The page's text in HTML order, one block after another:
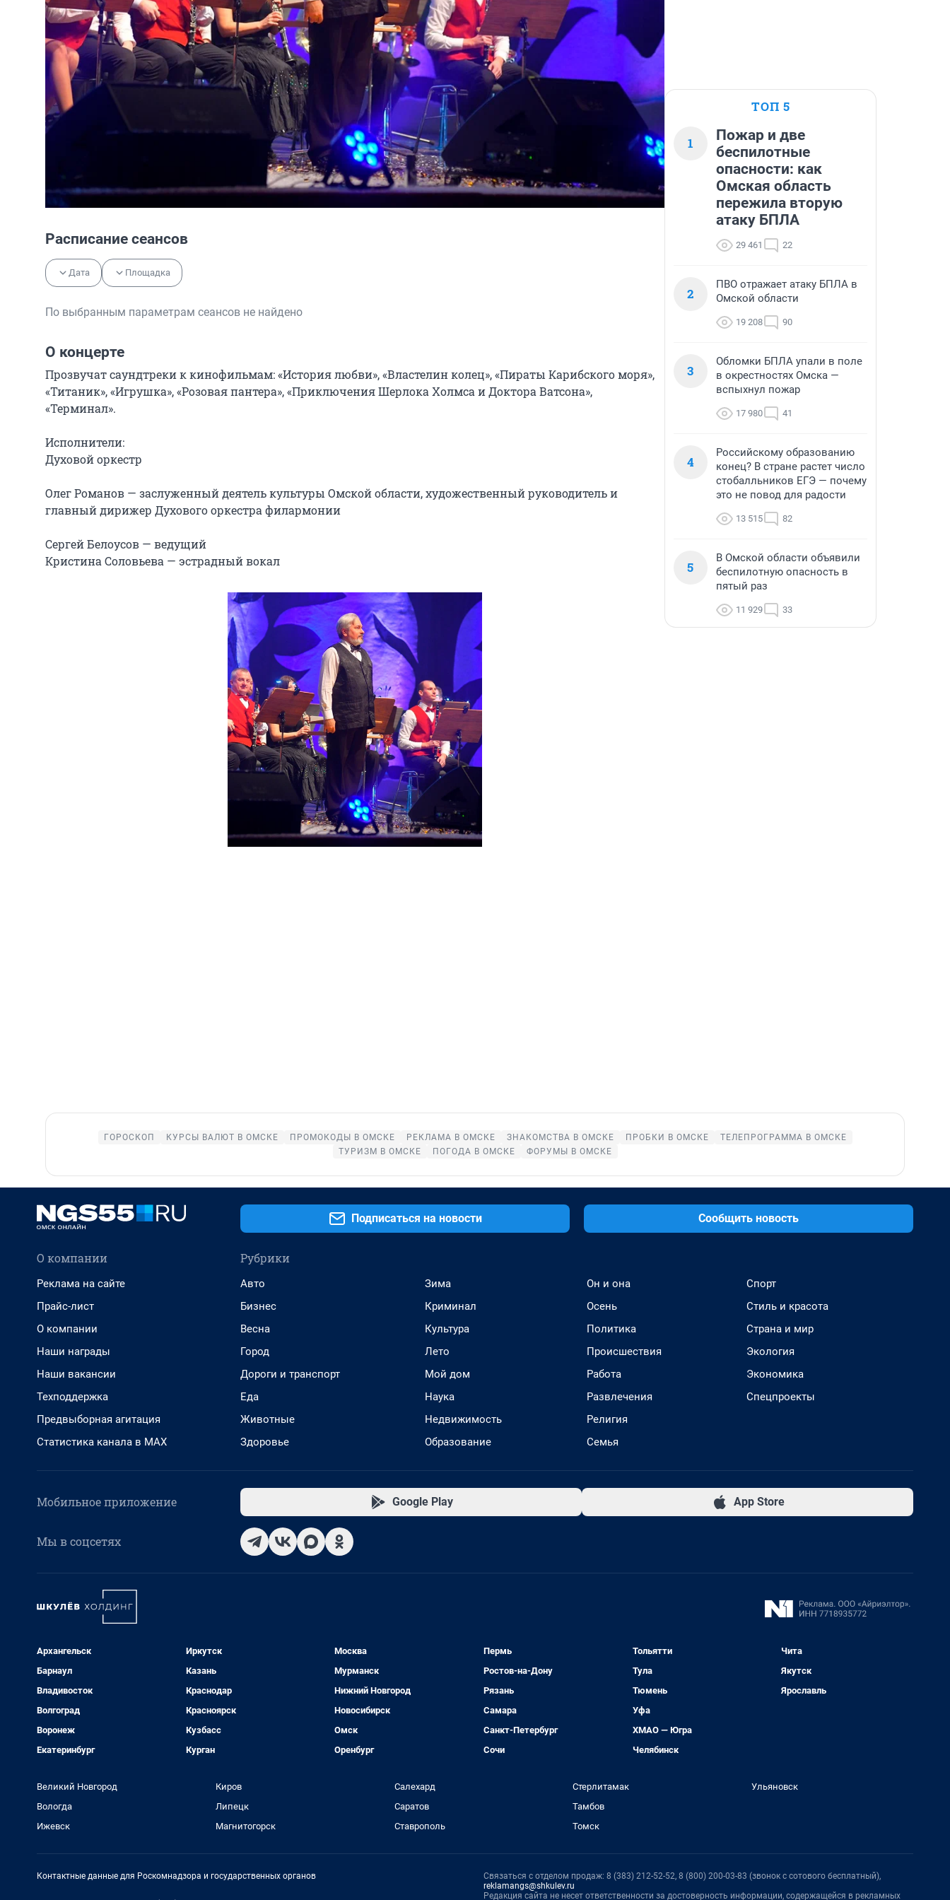
Расписание сеансов
Дата Площадка
По выбранным параметрам сеансов не найдено
О концерте
Прозвучат саундтреки к кинофильмам: «История любви», «Властелин колец», «Пираты Карибского моря»,
«Титаник», «Игрушка», «Розовая пантера», «Приключения Шерлока Холмса и Доктора Ватсона»,
«Терминал».
Исполнители:
Духовой оркестр
Олег Романов — заслуженный деятель культуры Омской области, художественный руководитель и
главный дирижер Духового оркестра филармонии
Сергей Белоусов — ведущий
Кристина Соловьева — эстрадный вокал
ТОП 5
1
Пожар и две
беспилотные
опасности: как
Омская область
пережила вторую
атаку БПЛА
29 461 22
2
ПВО отражает атаку БПЛА в
Омской области
19 208 90
3
Обломки БПЛА упали в поле
в окрестностях Омска —
вспыхнул пожар
17 980 41
4
Российскому образованию
конец? В стране растет число
стобалльников ЕГЭ — почему
это не повод для радости
13 515 82
5
В Омской области объявили
беспилотную опасность в
пятый раз
11 929 33
ГОРОСКОП КУРСЫ ВАЛЮТ В ОМСКЕ ПРОМОКОДЫ В ОМСКЕ РЕКЛАМА В ОМСКЕ ЗНАКОМСТВА В ОМСКЕ ПРОБКИ В ОМСКЕ
ТЕЛЕПРОГРАММА В ОМСКЕ
ТУРИЗМ В ОМСКЕ
ПОГОДА В ОМСКЕ ФОРУМЫ В ОМСКЕ
Подписаться на новости Сообщить новость
О компании
Реклама на сайте
Прайс-лист
О компании
Наши награды
Наши вакансии
Техподдержка
Предвыборная агитация
Статистика канала в MAX
Рубрики
Авто
Бизнес
Весна
Город
Дороги и транспорт
Еда
Животные
Здоровье
Зима
Криминал
Культура
Лето
Мой дом
Наука
Недвижимость
Образование
Он и она
Осень
Политика
Происшествия
Работа
Развлечения
Религия
Семья
Спорт
Стиль и красота
Страна и мир
Экология
Экономика
Спецпроекты
Мобильное приложение Google Play App Store
Мы в соцсетях
Архангельск
Барнаул
Владивосток
Волгоград
Воронеж
Екатеринбург
Иркутск
Казань
Краснодар
Красноярск
Кузбасс
Курган
Москва
Мурманск
Нижний Новгород
Новосибирск
Омск
Оренбург
Пермь
Ростов-на-Дону
Рязань
Самара
Санкт-Петербург
Сочи
Тольятти
Тула
Тюмень
Уфа
ХМАО — Югра
Челябинск
Чита
Якутск
Ярославль
Великий Новгород
Вологда
Ижевск
Киров
Липецк
Магнитогорск
Салехард
Саратов
Ставрополь
Стерлитамак
Тамбов
Томск
Ульяновск
Контактные данные для Роскомнадзора и государственных органов
Связаться с отделом продаж: 8 (383) 212-52-52, 8 (800) 200-03-83 (звонок с сотового бесплатный),
reklamangs@shkulev.ru
Редакция сайта не несет ответственности за достоверность информации, содержащейся в рекламных